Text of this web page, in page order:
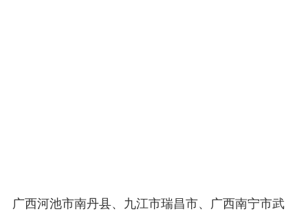
广西河池市南丹县、九江市瑞昌市、广西南宁市武